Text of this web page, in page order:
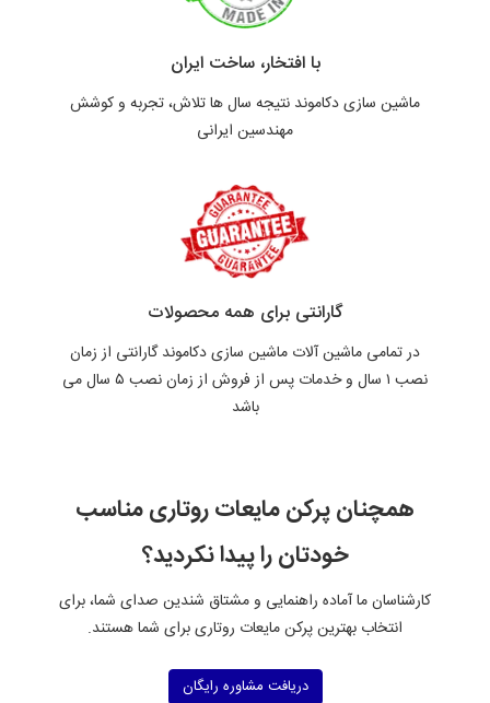
با افتخار، ساخت ایران
ماشین سازی دکاموند نتیجه سال ها تلاش، تجربه و کوشش
مهندسین ایرانی
گارانتی برای همه محصولات
در تمامی ماشین آلات ماشین سازی دکاموند گارانتی از زمان
نصب ۱ سال و خدمات پس از فروش از زمان نصب ۵ سال می
باشد
همچنانپرکن مایعات روتاریمناسب
خودتان را پیدا نکردید؟
کارشناسان ما آماده راهنمایی و مشتاق شندین صدای شما، برای
انتخاب بهترینپرکن مایعات روتاریبرای شما هستند.
دریافت مشاوره رایگان